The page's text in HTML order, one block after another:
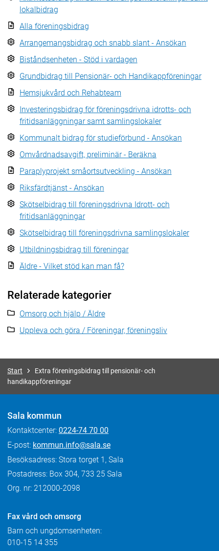
lokalbidrag
Alla föreningsbidrag
Arrangemangsbidrag och snabb slant - Ansökan
Biståndsenheten - Stöd i vardagen
Grundbidrag till Pensionär- och Handikappföreningar
Hemsjukvård och Rehabteam
Investeringsbidrag för föreningsdrivna idrotts- och
fritidsanläggningar samt samlingslokaler
Kommunalt bidrag för studieförbund - Ansökan
Omvårdnadsavgift, preliminär - Beräkna
Paraplyprojekt småortsutveckling - Ansökan
Riksfärdtjänst - Ansökan
Skötselbidrag till föreningsdrivna Idrott- och
fritidsanläggningar
Skötselbidrag till föreningsdrivna samlingslokaler
Utbildningsbidrag till föreningar
Äldre - Vilket stöd kan man få?
Relaterade kategorier
Omsorg och hjälp / Äldre
Uppleva och göra / Föreningar, föreningsliv
Start
Extra föreningsbidrag till pensionär- och
handikappföreningar
Sala kommun
Kontaktcenter: 0224-74 70 00
E-post: kommun.info@sala.se
Besöksadress: Stora torget 1, Sala
Postadress: Box 304, 733 25 Sala
Org. nr: 212000-2098
Fax vård och omsorg
Barn och ungdomsenheten:
010-15 14 355